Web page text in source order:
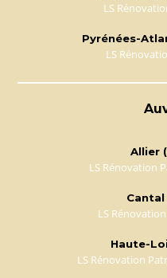
LS
Pyrénées-
LS
Allier
LS Rénovation
Cantal
LS
Haute-
LS Rénovation